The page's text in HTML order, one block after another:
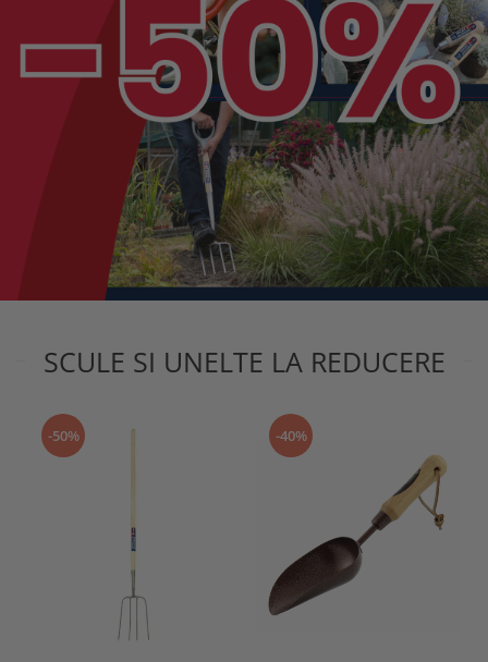
SCULE SI UNELTE LA REDUCERE
-50% -40%